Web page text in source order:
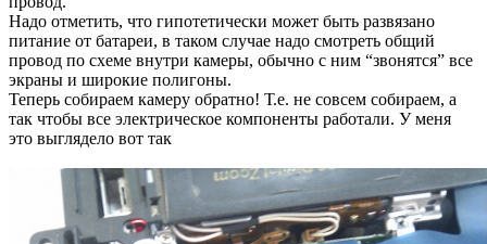
Надо отметить, что гипотетически может быть развязано
питание от батареи, в таком случае надо смотреть общий
провод по схеме внутри камеры, обычно с ним “звонятся” все
экраны и широкие полигоны.
Теперь собираем камеру обратно! Т.е. не совсем собираем, а
так чтобы все электрическое компоненты работали. У меня
это выглядело вот так